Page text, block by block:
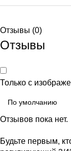
Отзывы (0)
Отзывы
Только с
Отзывов пока нет.
Будьте первым,